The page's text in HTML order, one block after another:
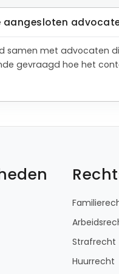
samen met advocaten
gevraagd hoe het
Strafrecht
Huurrecht